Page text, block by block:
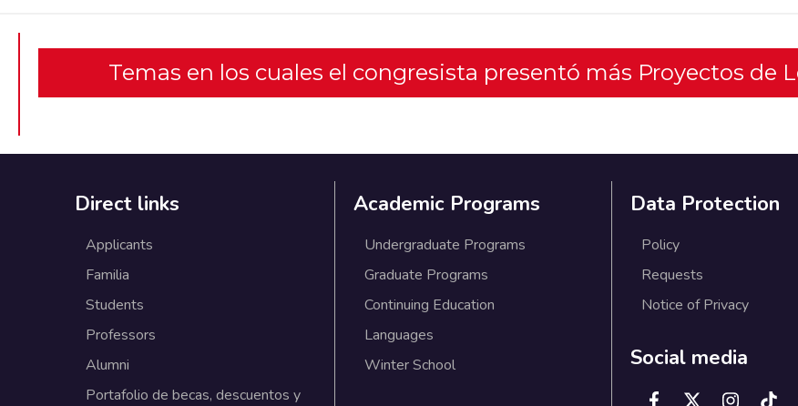
Temas en los cuales el congresista presentó más Proyectos de
Direct links
Applicants
Familia
Students
Professors
Alumni
Portafolio de becas, descuentos y
Academic Programs
Undergraduate Programs
Graduate Programs
Continuing Education
Languages
Winter School
Data Protection
Policy
Requests
Notice of Privacy
Social media